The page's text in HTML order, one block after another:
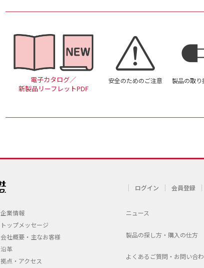
電子カタログ／
新製品リーフレットPDF
安全のためのご注意 製品の取り
ログイン 会員登録
企業情報
トップメッセージ
会社概要・主なお客様
沿革
拠点・アクセス
ニュース
製品の探し方・購入の仕方
よくあるご質問・お問い合